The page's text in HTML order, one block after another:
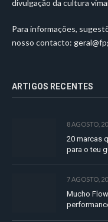
divulgação da cultura
Para informações,
nosso contacto:
ARTIGOS RECENTES
8 AGOSTO,
20 marcas
para o teu
7 AGOSTO,
Mucho